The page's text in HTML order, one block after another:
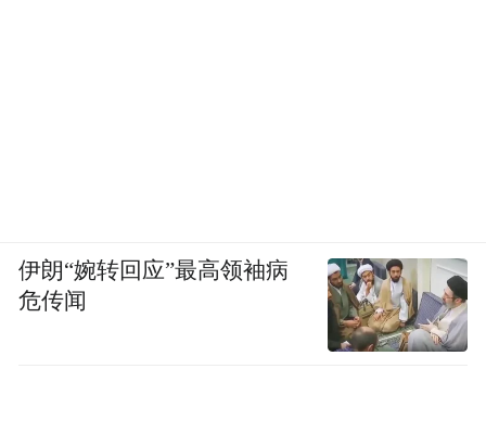
伊朗“婉转回应”最高领袖病
危传闻